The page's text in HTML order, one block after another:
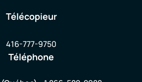
Télécopieur
416-777-9750
Téléphone